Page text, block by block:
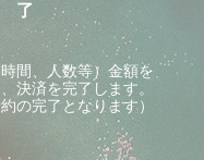
了
間、人数等）金額を
決済を完了します。
の完了となります）